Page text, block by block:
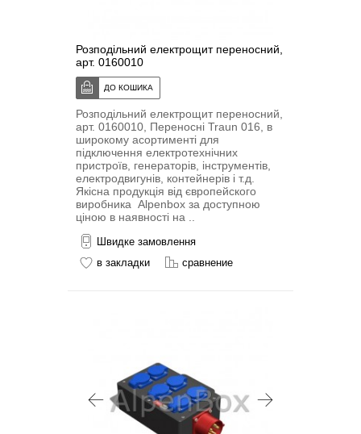
Розподільний електрощит переносний,
арт. 0160010
Розподільний електрощит переносний,
арт. 0160010, Переносні Traun 016, в
широкому асортименті для
підключення електротехнічних
пристроїв, генераторів, інструментів,
електродвигунів, контейнерів і т.д.
Якісна продукція від європейского
виробника Alpenbox за доступною
ціною в наявності на ..
Швидке замовлення
в закладки
сравнение